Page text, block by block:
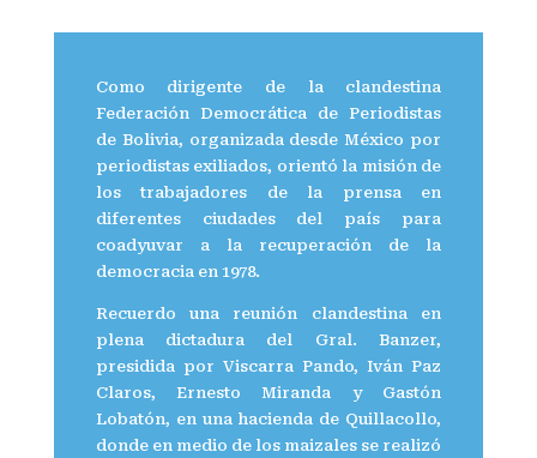
Como dirigente de la clandestina
Federación Democrática de Periodistas
de Bolivia, organizada desde México por
periodistas exiliados, orientó la misión de
los trabajadores de la prensa en
diferentes ciudades del país para
coadyuvar a la recuperación de la
democracia en 1978.
Recuerdo una reunión clandestina en
plena dictadura del Gral. Banzer,
presidida por Viscarra Pando, Iván Paz
Claros, Ernesto Miranda y Gastón
Lobatón, en una hacienda de Quillacollo,
donde en medio de los maizales se realizó